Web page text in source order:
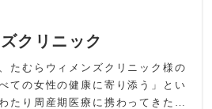
装飾を避け、知識としてしっかり
横スクロールで見られる仕組みに
遊性を向上。さらにInstagramをト
ルタイムでの情報が届く開かれた
います。
クリニック
たむらウィメンズクリニック様の
ての女性の健康に寄り添う」とい
たり周産期医療に携わってきた院